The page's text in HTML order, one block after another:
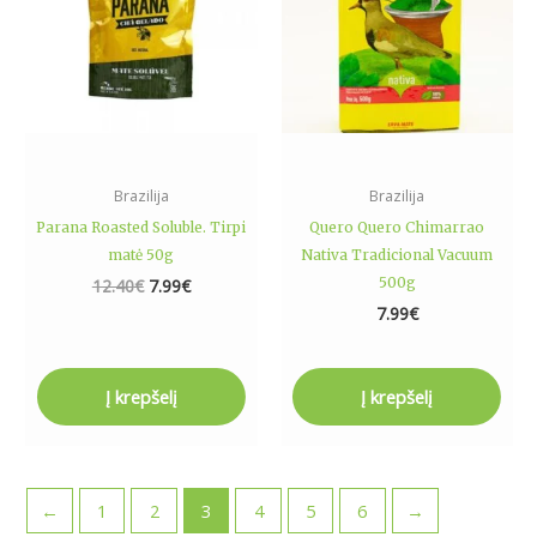
Brazilija
Parana Roasted Soluble. Tirpi
matė 50g
12.40€ 7.99€
Į krepšelį
Brazilija
Quero Quero Chimarrao
Nativa Tradicional Vacuum
500g
7.99€
Į krepšelį
← 1 2 3 4 5 6 →